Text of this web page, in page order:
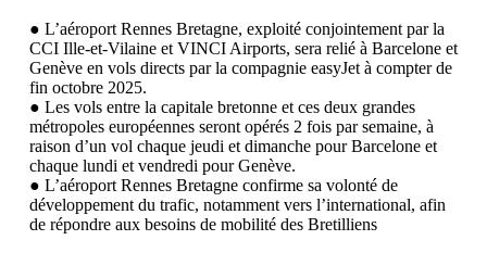
● L’aéroport Rennes Bretagne, exploité conjointement par la
CCI Ille-et-Vilaine et VINCI Airports, sera relié à Barcelone et
Genève en vols directs par la compagnie easyJet à compter de
fin octobre 2025.
● Les vols entre la capitale bretonne et ces deux grandes
métropoles européennes seront opérés 2 fois par semaine, à
raison d’un vol chaque jeudi et dimanche pour Barcelone et
chaque lundi et vendredi pour Genève.
● L’aéroport Rennes Bretagne confirme sa volonté de
développement du trafic, notamment vers l’international, afin
de répondre aux besoins de mobilité des Bretilliens